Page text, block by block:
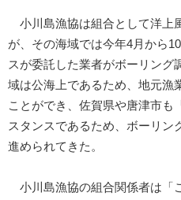
小川島漁協は組合として洋上
が、その海域では今年4月から
スが委託した業者がボーリング
域は公海上であるため、地元漁
ことができ、佐賀県や唐津市も
スタンスであるため、ボーリン
進められてきた。
小川島漁協の組合関係者は「